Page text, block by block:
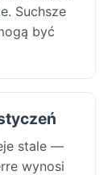
Suchsze
być
stale —
wynosi